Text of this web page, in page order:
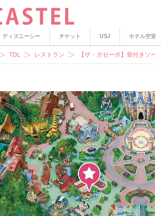
ディズニーシー チケット USJ ホテル空室
TDL レストラン 【ザ・ガゼーボ】骨付きソ